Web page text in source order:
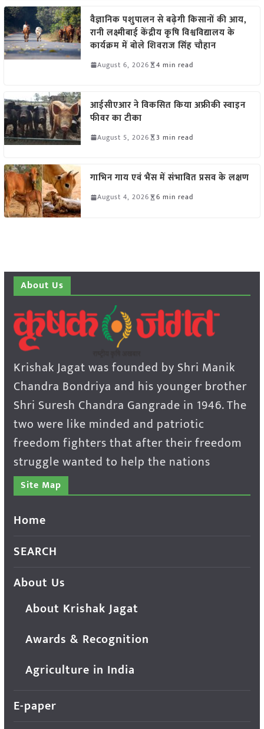
वैज्ञानिक पशुपालन से बढ़ेगी किसानों की आय,
रानी लक्ष्मीबाई केंद्रीय कृषि विश्वविद्यालय के
कार्यक्रम में बोले शिवराज सिंह चौहान
August 6, 2026 4 min read
आईसीएआर ने विकसित किया अफ्रीकी स्वाइन
फीवर का टीका
August 5, 2026 3 min read
गाभिन गाय एवं भैंस में संभावित प्रसव के लक्षण
August 4, 2026 6 min read
About Us
Krishak Jagat was founded by Shri Manik
Chandra Bondriya and his younger brother
Shri Suresh Chandra Gangrade in 1946. The
two were like minded and patriotic
freedom fighters that after their freedom
struggle wanted to help the nations
Site Map
Home
SEARCH
About Us
About Krishak Jagat
Awards & Recognition
Agriculture in India
E-paper